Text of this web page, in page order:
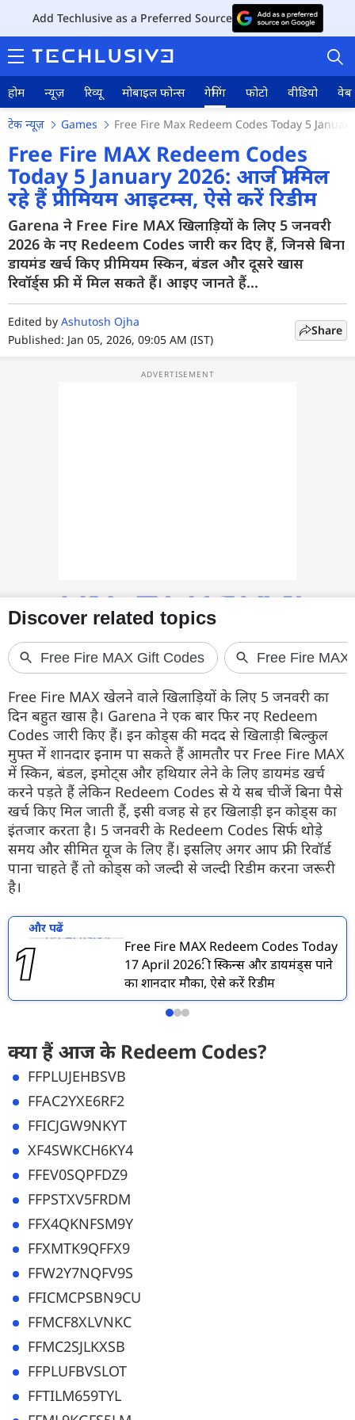
Add Techlusive as a Preferred Source
होम न्यूज़ रिव्यू मोबाइल फोन्स गेमिंग फोटो वीडियो वेब
होम
न्यूज़
रिव्यू
मोबाइल फोन्स
गेमिंग
टेक न्यूज़ Games Free Fire Max Redeem Codes Today 5
Free Fire MAX Redeem Codes
Today 5 January 2026: आज फ्री मिल
रहे हैं प्रीमियम आइटम्स, ऐसे करें रिडीम
Garena ने Free Fire MAX खिलाड़ियों के लिए 5 जनवरी
2026 के नए Redeem Codes जारी कर दिए हैं, जिनसे बिना
डायमंड खर्च किए प्रीमियम स्किन, बंडल और दूसरे खास
रिवॉर्ड्स फ्री में मिल सकते हैं। आइए जानते हैं...
Edited by Ashutosh Ojha
Published: Jan 05, 2026, 09:05 AM (IST)
Share
Free Fire MAX खेलने वाले खिलाड़ियों के लिए 5 जनवरी का
दिन बहुत खास है। Garena ने एक बार फिर नए Redeem
Codes जारी किए हैं। इन कोड्स की मदद से खिलाड़ी बिल्कुल
मुफ्त में शानदार इनाम पा सकते हैं आमतौर पर Free Fire MAX
में स्किन, बंडल, इमोट्स और हथियार लेने के लिए डायमंड खर्च
करने पड़ते हैं लेकिन Redeem Codes से ये सब चीजें बिना पैसे
खर्च किए मिल जाती हैं, इसी वजह से हर खिलाड़ी इन कोड्स का
इंतजार करता है। 5 जनवरी के Redeem Codes सिर्फ थोड़े
समय और सीमित यूज के लिए हैं। इसलिए अगर आप फ्री रिवॉर्ड
पाना चाहते हैं तो कोड्स को जल्दी से जल्दी रिडीम करना जरूरी
है।
और पढें
Free Fire MAX Redeem Codes Today
17 April 2026: फ्री स्किन्स और डायमंड्स पाने
का शानदार मौका, ऐसे करें रिडीम
क्या हैं आज के Redeem Codes?
FFPLUJEHBSVB
FFAC2YXE6RF2
FFICJGW9NKYT
XF4SWKCH6KY4
FFEV0SQPFDZ9
FFPSTXV5FRDM
FFX4QKNFSM9Y
FFXMTK9QFFX9
FFW2Y7NQFV9S
FFICMCPSBN9CU
FFMCF8XLVNKC
FFMC2SJLKXSB
FFPLUFBVSLOT
FFTILM659TYL